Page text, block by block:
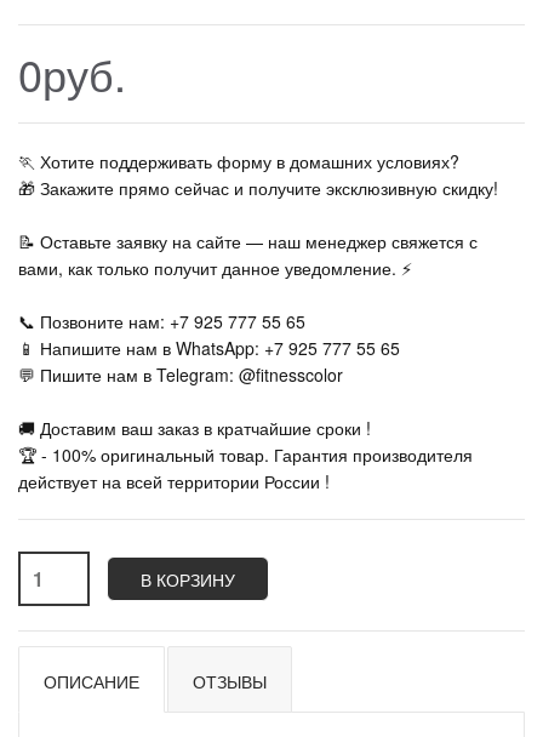
0руб.
🏃‍ Хотите поддерживать форму в домашних условиях?
🎁 Закажите прямо сейчас и получите эксклюзивную скидку!
📝 Оставьте заявку на сайте — наш менеджер свяжется с
вами, как только получит данное уведомление. ⚡
📞 Позвоните нам: +7 925 777 55 65
📱 Напишите нам в WhatsApp: +7 925 777 55 65
💬 Пишите нам в Telegram: @fitnesscolor
🚚 Доставим ваш заказ в кратчайшие сроки !
🏆 - 100% оригинальный товар. Гарантия производителя
действует на всей территории России !
В КОРЗИНУ
ОПИСАНИЕ ОТЗЫВЫ